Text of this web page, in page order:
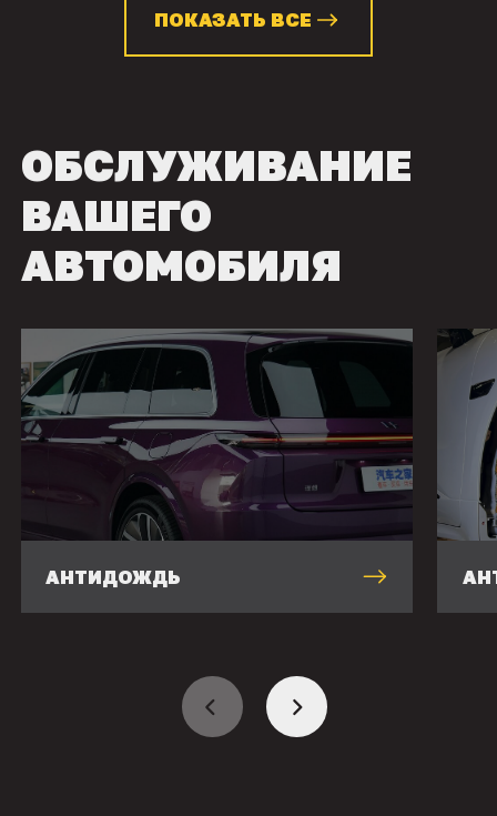
ПОКАЗАТЬ ВСЕ
ОБСЛУЖИВАНИЕ
ВАШЕГО
АВТОМОБИЛЯ
АНТИДОЖДЬ